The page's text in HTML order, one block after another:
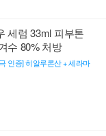
세럼 33ml 피부톤
수 80% 처방
인증] 히알루론산 + 세라마